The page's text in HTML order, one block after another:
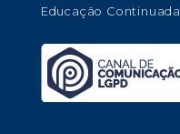
Educação Continuada